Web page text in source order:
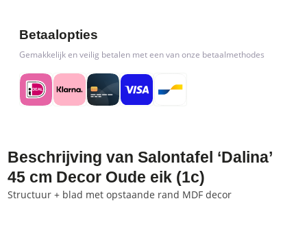
Betaalopties
Gemakkelijk en veilig betalen met een van onze betaalmethodes
Beschrijving van Salontafel ‘Dalina’
45 cm Decor Oude eik (1c)
Structuur + blad met opstaande rand MDF decor